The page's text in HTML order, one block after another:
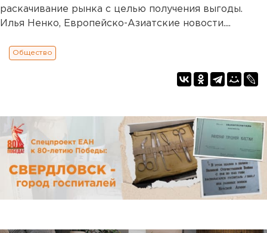
раскачивание рынка с целью получения выгоды.
Илья Ненко, Европейско-Азиатские новости....
Общество